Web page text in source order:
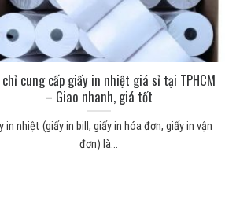
cung cấp giấy in nhiệt giá sỉ tại TPHCM
– Giao nhanh, giá tốt
in nhiệt (giấy in bill, giấy in hóa đơn, giấy in vận
đơn) là...